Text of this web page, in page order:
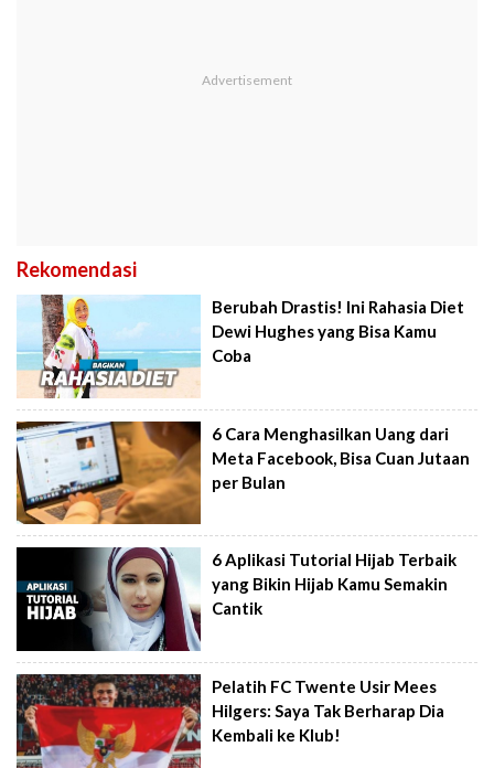
Rekomendasi
Berubah Drastis! Ini Rahasia Diet
Dewi Hughes yang Bisa Kamu
Coba
6 Cara Menghasilkan Uang dari
Meta Facebook, Bisa Cuan Jutaan
per Bulan
6 Aplikasi Tutorial Hijab Terbaik
yang Bikin Hijab Kamu Semakin
Cantik
Pelatih FC Twente Usir Mees
Hilgers: Saya Tak Berharap Dia
Kembali ke Klub!